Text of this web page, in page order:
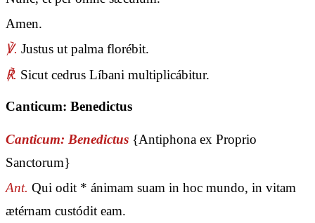
Amen.
℣. Justus ut palma florébit.
℟. Sicut cedrus Líbani multiplicábitur.
Canticum: Benedictus
Canticum: Benedictus {Antiphona ex Proprio
Sanctorum}
Ant. Qui odit * ánimam suam in hoc mundo, in vitam
ætérnam custódit eam.